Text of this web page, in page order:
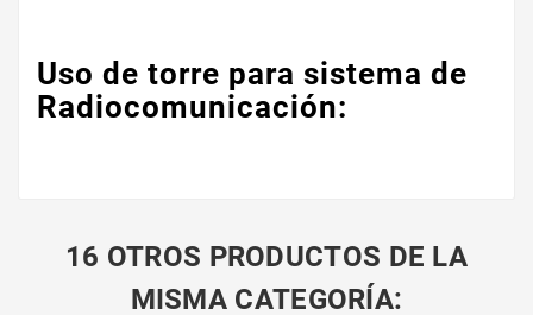
Uso de torre para sistema de
Radiocomunicación:
16 OTROS PRODUCTOS DE LA
MISMA CATEGORÍA: